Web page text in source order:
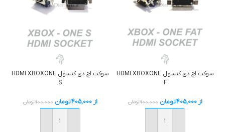
سوکت اچ دی کنسول HDMI XBOXONE
F
از405,000تومان 900,000تومان
خرید
سوکت اچ دی کنسول HDMI XBOXONE
S
از405,000تومان 900,000تومان
خرید